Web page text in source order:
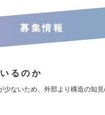
募集情報
るのか
少ないため、外部より構造の知